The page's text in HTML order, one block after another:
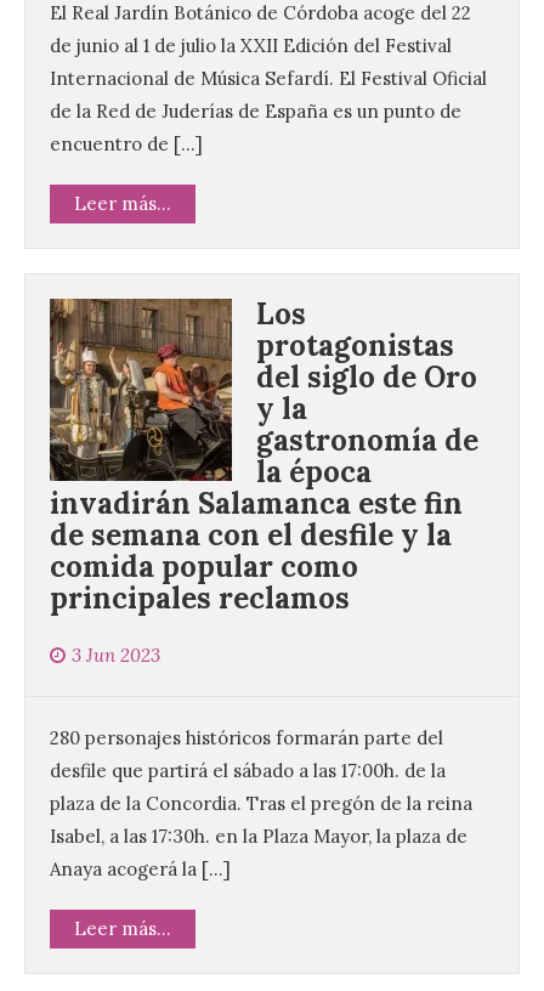
El Real Jardín Botánico de Córdoba acoge del 22
de junio al 1 de julio la XXII Edición del Festival
Internacional de Música Sefardí. El Festival Oficial
de la Red de Juderías de España es un punto de
encuentro de […]
Leer más...
Los
protagonistas
del siglo de Oro
y la
gastronomía de
la época
invadirán Salamanca este fin
de semana con el desfile y la
comida popular como
principales reclamos
3 Jun 2023
280 personajes históricos formarán parte del
desfile que partirá el sábado a las 17:00h. de la
plaza de la Concordia. Tras el pregón de la reina
Isabel, a las 17:30h. en la Plaza Mayor, la plaza de
Anaya acogerá la […]
Leer más...